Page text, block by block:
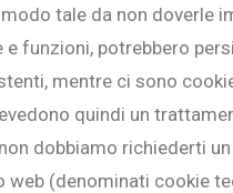
tale da non doverle
funzioni, potrebbero
mentre ci sono
quindi un
dobbiamo richiederti
(denominati cookie